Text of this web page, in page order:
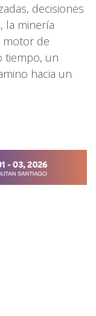
decisiones
la minería
motor de
tiempo, un
hacia un